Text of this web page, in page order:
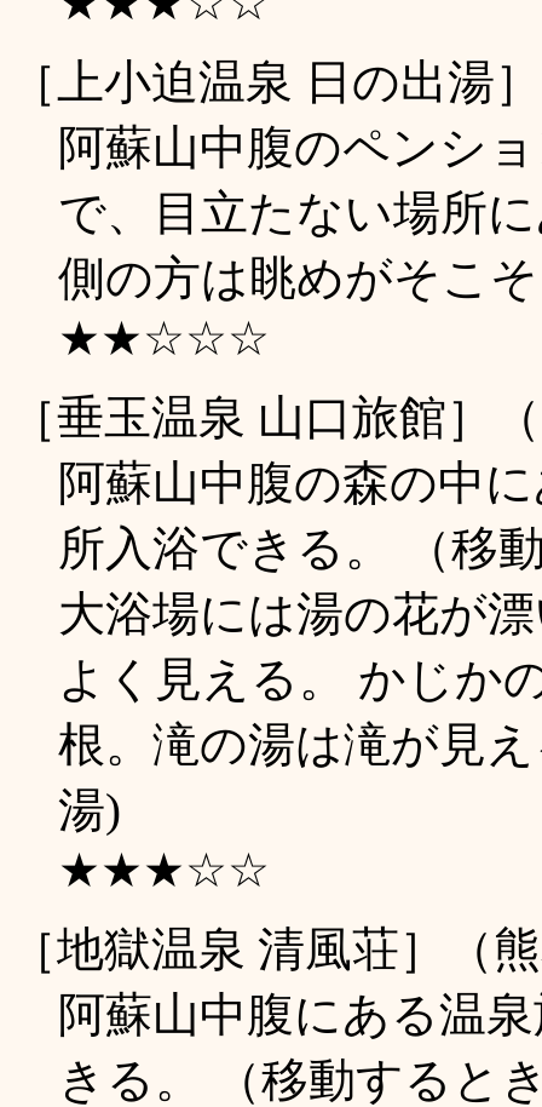
［上小迫温泉 日の出湯
阿蘇山中腹のペンシ
で、目立たない場所
側の方は眺めがそこ
★★☆☆☆
［垂玉温泉 山口旅館］
阿蘇山中腹の森の中
所入浴できる。 （移
大浴場には湯の花が
よく見える。 かじか
根。滝の湯は滝が見
湯)
★★★☆☆
［地獄温泉 清風荘］（
阿蘇山中腹にある温
きる。 （移動すると